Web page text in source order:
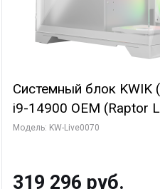
Системный блок KWIK
i9-14900 OEM (Raptor
C24 16EC/8PC// 64 ГБ
GDDR7 256bit/ 960 ГБ
Модель: KW-Live0070
319 296 руб.